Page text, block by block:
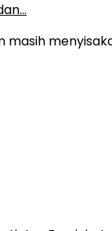
masih